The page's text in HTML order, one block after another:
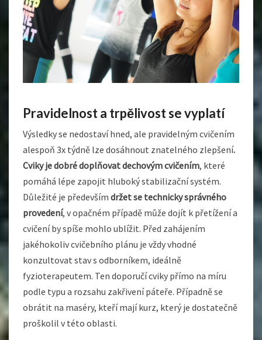
Pravidelnost a trpělivost se vyplatí
Výsledky se nedostaví hned, ale pravidelným cvičením
alespoň 3x týdně lze dosáhnout znatelného zlepšení.
Cviky je dobré doplňovat dechovým cvičením, které
pomáhá lépe zapojit hluboký stabilizační systém.
Důležité je především držet se technicky správného
provedení, v opačném případě může dojít k přetížení a
cvičení by spíše mohlo ublížit. Před zahájením
jakéhokoliv cvičebního plánu je vždy vhodné
konzultovat stav s odborníkem, ideálně
fyzioterapeutem. Ten doporučí cviky přímo na míru
podle typu a rozsahu zakřivení páteře. Případně se
obrátit na maséry, kteří mají kurz, který je dostatečně
proškolil v této oblasti.